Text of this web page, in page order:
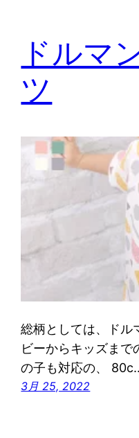
ドルマ
ツ
総柄としては、ドル
ビーからキッズまで
の子も対応の、
3月 25, 2022